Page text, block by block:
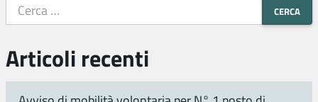
Articoli recenti